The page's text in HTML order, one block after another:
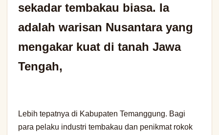
sekadar tembakau biasa. Ia
adalah warisan Nusantara yang
mengakar kuat di tanah Jawa
Tengah,
Lebih tepatnya di Kabupaten Temanggung. Bagi
para pelaku industri tembakau dan penikmat rokok